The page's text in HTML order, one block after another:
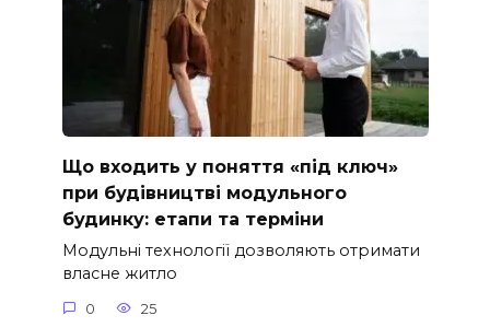
Що входить у поняття «під ключ»
при будівництві модульного
будинку: етапи та терміни
Модульні технології дозволяють отримати
власне житло
0 25